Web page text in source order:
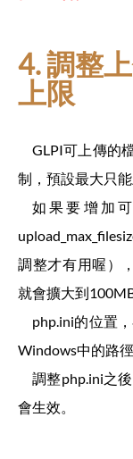
4. 調整
上限
GLPI可上傳的
制，預設最大只能
如果要增加
調整才有用喔）
就會擴大到100MB
php.ini的位置
Windows中的路
調整php.ini之
會生效。